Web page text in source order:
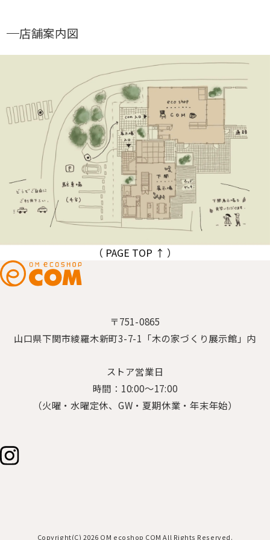
店舗案内図
（ PAGE TOP ↑ ）
〒751-0865
山口県下関市綾羅木新町3-7-1「木の家づくり展示館」内
ストア営業日
時間：10:00～17:00
（火曜・水曜定休、GW・夏期休業・年末年始）
Copyright(C) 2026 OM ecoshop COM All Rights Reserved.